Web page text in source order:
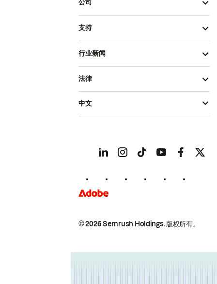
公司
支持
行业新闻
© 2026 Semrush Holdings.版权所有。
法律
中文